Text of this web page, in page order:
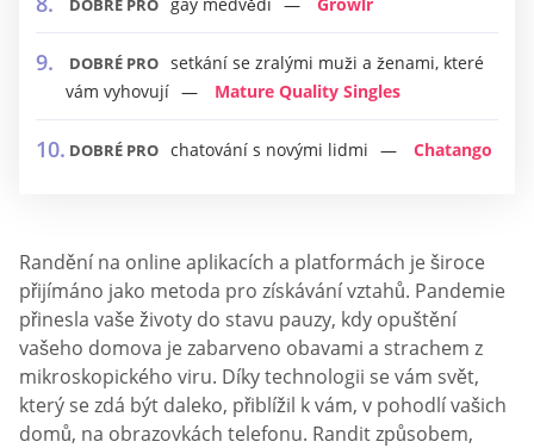
DOBRÉ PRO
DOBRÉ PRO setkání se zralými muži a ženami, které
vám vyhovují
Mature Quality Singles
DOBRÉ PRO chatování s novými lidmi Chatango
Randění na online aplikacích a platformách je široce
přijímáno jako metoda pro získávání vztahů. Pandemie
přinesla vaše životy do stavu pauzy, kdy opuštění
vašeho domova je zabarveno obavami a strachem z
mikroskopického viru. Díky technologii se vám svět,
který se zdá být daleko, přiblížil k vám, v pohodlí vašich
domů, na obrazovkách telefonu. Randit způsobem,